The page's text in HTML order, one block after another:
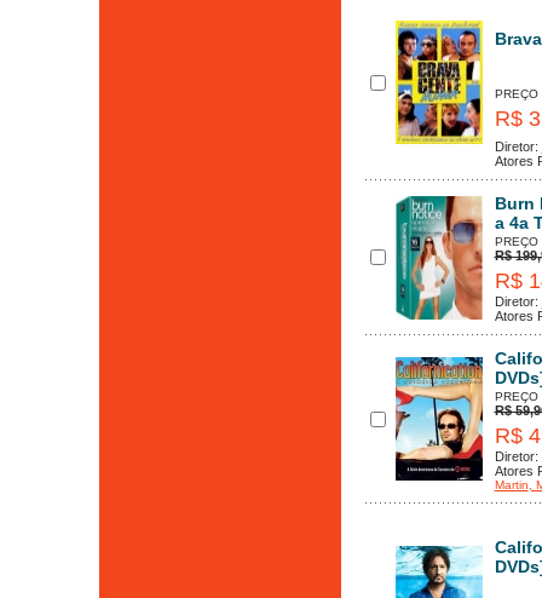
PREÇO
R$
Diretor:
Atores
Burn
a 4a
PREÇO
R$
R$
Diretor:
Atores
PREÇO
R$
R$
Diretor:
Atores
Martin ,